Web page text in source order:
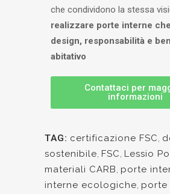
che condividono la stessa
realizzare porte interne
design, responsabilità e
abitativo
Contattaci per
informazioni
TAG: certificazione FSC,
sostenibile, FSC, Lessio
materiali CARB, porte
interne ecologiche, porte